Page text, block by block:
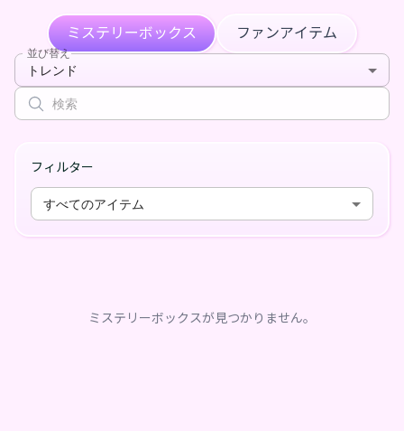
ミステリーボックス ファンアイテム
並び替え
トレンド
フィルター
すべてのアイテム
ミステリーボックスが見つかりません。